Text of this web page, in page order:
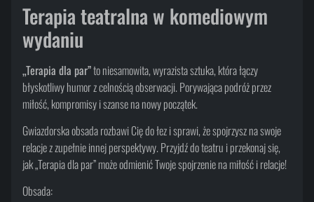
Terapia teatralna w komediowym
wydaniu
„Terapia dla par”to niesamowita, wyrazista sztuka, która łączy
błyskotliwy humor z celnością obserwacji. Porywająca podróż przez
miłość, kompromisy i szanse na nowy początek.
Gwiazdorska obsada rozbawi Cię do łez i sprawi, że spojrzysz na swoje
relacje z zupełnie innej perspektywy. Przyjdź do teatru i przekonaj się,
jak „Terapia dla par” może odmienić Twoje spojrzenie na miłość i relacje!
Obsada: